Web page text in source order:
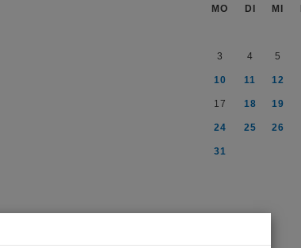
MO DI MI
3 4 5
10 11 12
17 18 19
24 25 26
31